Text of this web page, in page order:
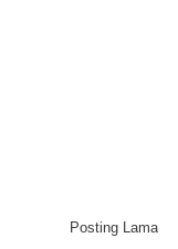
Posting Lama